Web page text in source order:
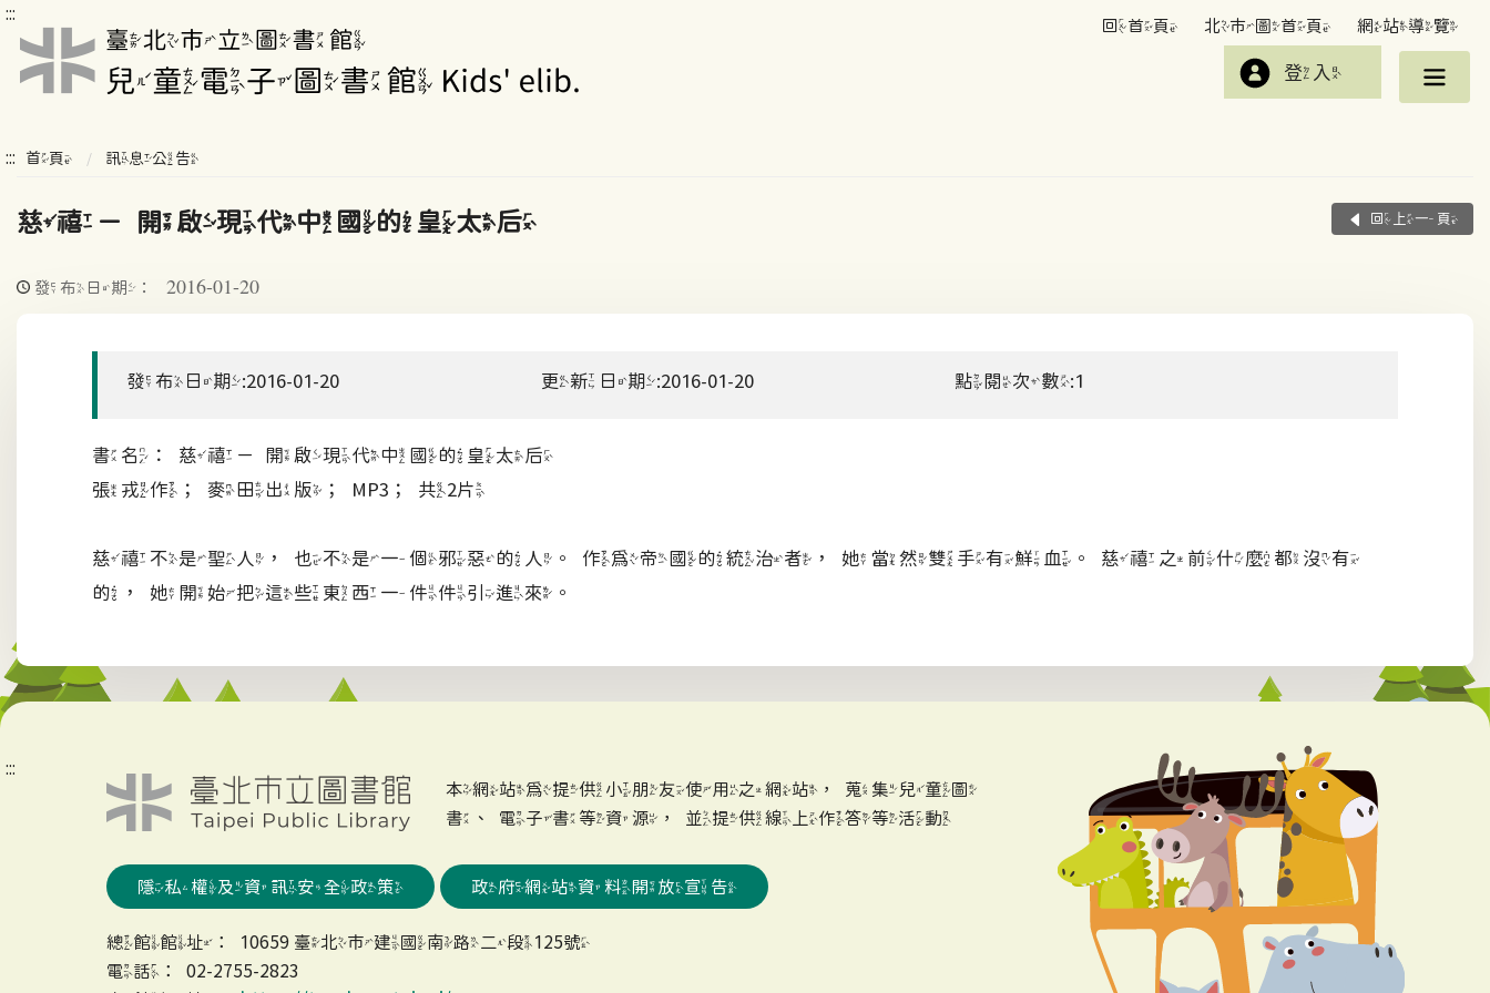
:::
回首頁 北市圖首頁 網站導覽
登入
::: 首頁 訊息公告
慈禧－開啟現代中國的皇太后 回上一頁
發布日期： 2016-01-20
發布日期:2016-01-20 更新日期:2016-01-20 點閱次數:1
書名：慈禧－開啟現代中國的皇太后
張戎作；麥田出版；MP3；共2片
慈禧不是聖人，也不是一個邪惡的人。作為帝國的統治者，她當然雙手有鮮血。慈禧之前什麼都沒有
的，她開始把這些東西一件件引進來。
:::
本網站為提供小朋友使用之網站，蒐集兒童圖
書、電子書等資源，並提供線上作答等活動
隱私權及資訊安全政策 政府網站資料開放宣告
總館館址：10659 臺北市建國南路二段125號
電話：02-2755-2823